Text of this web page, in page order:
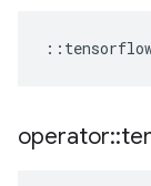
::
operator::